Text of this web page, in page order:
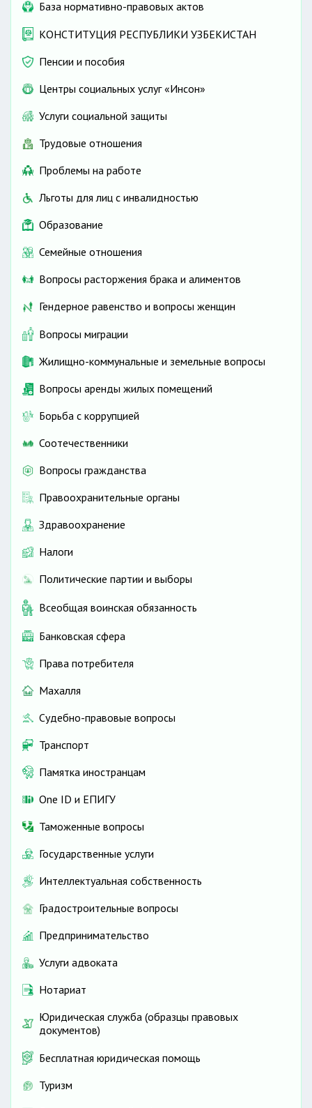
База нормативно-правовых актов
КОНСТИТУЦИЯ РЕСПУБЛИКИ УЗБЕКИСТАН
Пенсии и пособия
Центры социальных услуг «Инсон»
Услуги социальной защиты
Трудовые отношения
Проблемы на работе
Льготы для лиц с инвалидностью
Образование
Семейные отношения
Вопросы расторжения брака и алиментов
Гендерное равенство и вопросы женщин
Вопросы миграции
Жилищно-коммунальные и земельные вопросы
Вопросы аренды жилых помещений
Борьба с коррупцией
Соотечественники
Вопросы гражданства
Правоохранительные органы
Здравоохранение
Налоги
Политические партии и выборы
Всеобщая воинская обязанность
Банковская сфера
Права потребителя
Махалля
Судебно-правовые вопросы
Транспорт
Памятка иностранцам
One ID и ЕПИГУ
Таможенные вопросы
Государственные услуги
Интеллектуальная собственность
Градостроительные вопросы
Предпринимательство
Услуги адвоката
Нотариат
Юридическая служба (образцы правовых
документов)
Бесплатная юридическая помощь
Туризм